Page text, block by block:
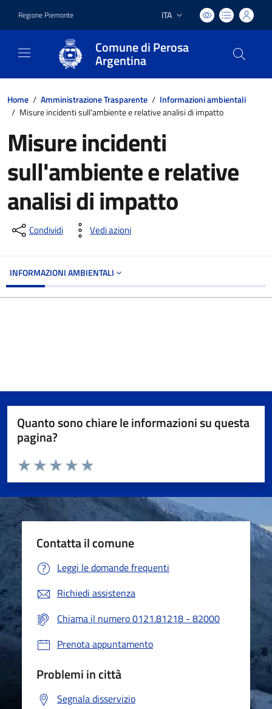
Regione Piemonte Lingua attiva:
ITA
Comune di Perosa
Argentina
Home / Amministrazione Trasparente / Informazioni ambientali
/ Misure incidenti sull'ambiente e relative analisi di impatto
Misure incidenti
sull'ambiente e relative
analisi di impatto
Condividi Vedi azioni
INFORMAZIONI AMBIENTALI
Quanto sono chiare le informazioni su questa
pagina?
Valuta da 1 a 5 stelle la pagina
Valuta 5 stelle su 5
Valuta 4 stelle su 5
Valuta 3 stelle su 5
Valuta 2 stelle su 5
Valuta 1 stelle su 5
Contatta il comune
Leggi le domande frequenti
Richiedi assistenza
Chiama il numero 0121.81218 - 82000
Prenota appuntamento
Problemi in città
Segnala disservizio